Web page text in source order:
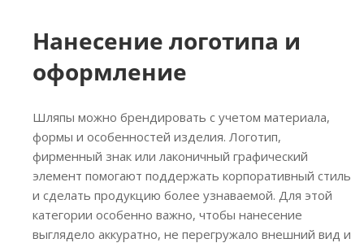
Нанесение логотипа и
оформление
Шляпы можно брендировать с учетом материала,
формы и особенностей изделия. Логотип,
фирменный знак или лаконичный графический
элемент помогают поддержать корпоративный стиль
и сделать продукцию более узнаваемой. Для этой
категории особенно важно, чтобы нанесение
выглядело аккуратно, не перегружало внешний вид и